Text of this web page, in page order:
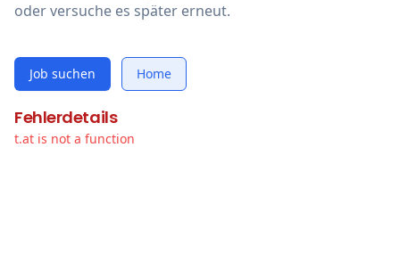
oder versuche es später erneut.
Job suchen Home
Fehlerdetails
t.at is not a function